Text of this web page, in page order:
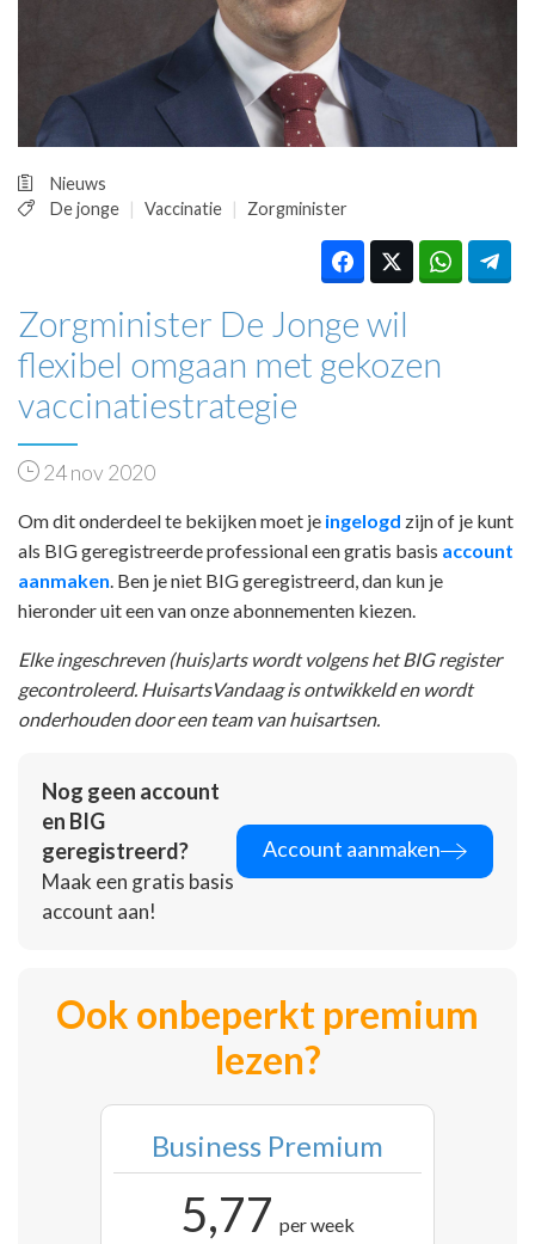
PRAKTIJKZAKEN
TARIEVEN
VPHUISARTSEN
MEDISCHE VAKHANDEL
REGISTRATIE
Nieuws
De jonge
Vaccinatie Zorgminister
Zorgminister De Jonge wil
flexibel omgaan met gekozen
vaccinatiestrategie
24 nov 2020
Om dit onderdeel te bekijken moet je ingelogd zijn of je kunt
als BIG geregistreerde professional een gratis basis account
aanmaken . Ben je niet BIG geregistreerd, dan kun je
hieronder uit een van onze abonnementen kiezen.
Elke ingeschreven (huis)arts wordt volgens het BIG register
gecontroleerd. HuisartsVandaag is ontwikkeld en wordt
onderhouden door een team van huisartsen.
Nog geen account
en BIG
geregistreerd?
Maak een gratis basis
account aan!
Account aanmaken
Ook onbeperkt premium
lezen?
Business Premium
5,77 per week